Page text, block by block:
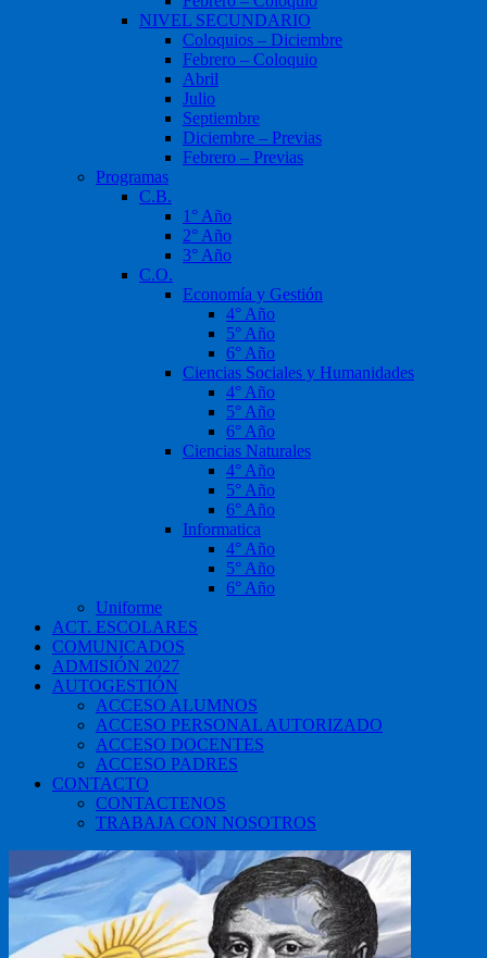
NIVEL SECUNDARIO
Coloquios – Diciembre
Febrero – Coloquio
Abril
Julio
Septiembre
Diciembre – Previas
Febrero – Previas
Programas
C.B.
1° Año
2° Año
3° Año
C.O.
Economía y Gestión
4° Año
5° Año
6° Año
Ciencias Sociales y Humanidades
4° Año
5° Año
6° Año
Ciencias Naturales
4° Año
5° Año
6° Año
Informatica
4° Año
5° Año
6° Año
Uniforme
ACT. ESCOLARES
COMUNICADOS
ADMISIÓN 2027
AUTOGESTIÓN
ACCESO ALUMNOS
ACCESO PERSONAL AUTORIZADO
ACCESO DOCENTES
ACCESO PADRES
CONTACTO
CONTACTENOS
TRABAJA CON NOSOTROS